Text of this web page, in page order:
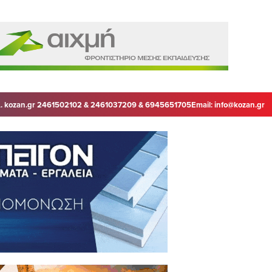
kozan.gr 2461502102 & 2461037209 & 6945651705Email:info@kozan.gr